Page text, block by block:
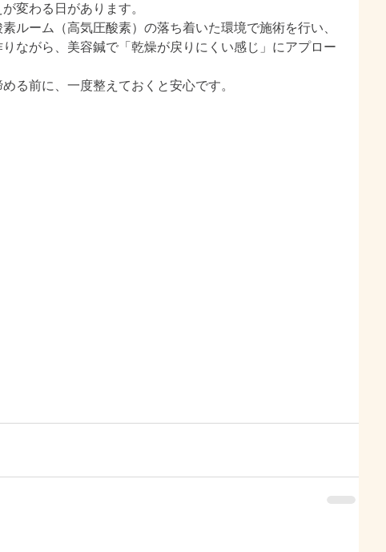
変わる日があります。
ルーム（高気圧酸素）の落ち着いた環境で施術を行い、
ながら、美容鍼で「乾燥が戻りにくい感じ」にアプロー
る前に、一度整えておくと安心です。